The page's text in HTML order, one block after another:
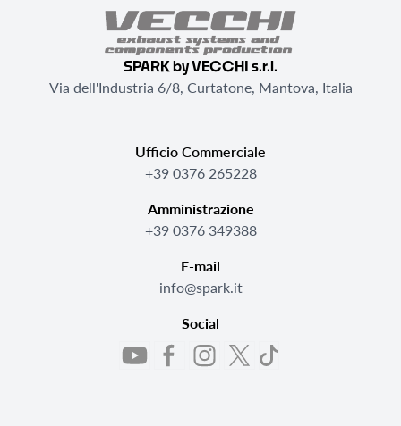
SPARK by VECCHI s.r.l.
Via dell'Industria 6/8, Curtatone, Mantova, Italia
Ufficio Commerciale
+39 0376 265228
Amministrazione
+39 0376 349388
E-mail
info@spark.it
Social